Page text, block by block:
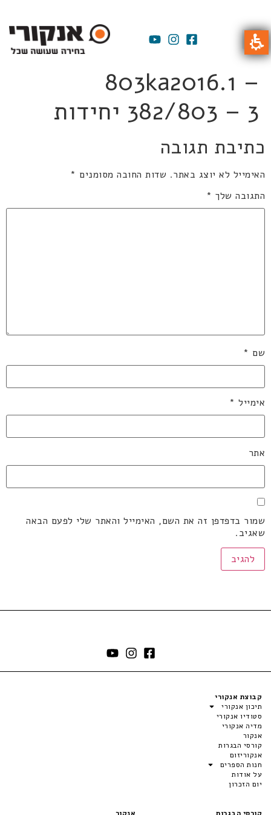
803ka2016.1 –
382/803 – 3 יחידות
כתיבת תגובה
האימייל לא יוצג באתר. שדות החובה מסומנים *
התגובה שלך *
שם *
אימייל *
אתר
שמור בדפדפן זה את השם, האימייל והאתר שלי לפעם הבאה
שאגיב.
קבוצת אנקורי
תיכון אנקורי
סטודיו אנקורי
מדיה אנקורי
אנקור
קורסי הבגרות
אנקוריזום
חנות הספרים
על אודות
יום הזכרון